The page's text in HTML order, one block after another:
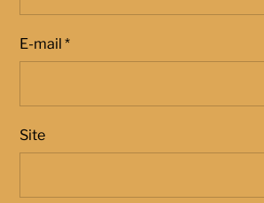
E-mail*
Site